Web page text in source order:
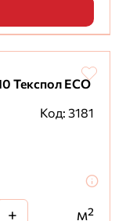
Текспол ECO
Код: 3181
+ м²